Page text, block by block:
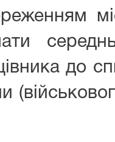
до